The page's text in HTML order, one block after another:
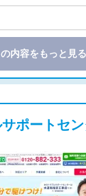
内容をもっと見る
ポートセ